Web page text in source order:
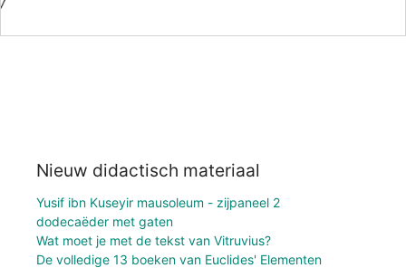
Nieuw didactisch materiaal
Yusif ibn Kuseyir mausoleum - zijpaneel 2
dodecaëder met gaten
Wat moet je met de tekst van Vitruvius?
De volledige 13 boeken van Euclides' Elementen